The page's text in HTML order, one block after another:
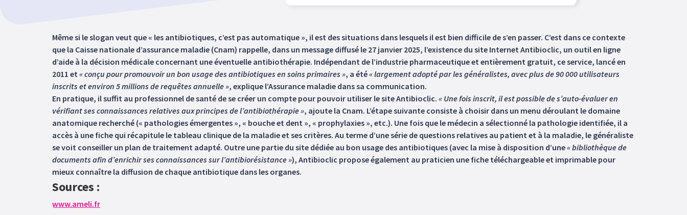
Même si le slogan veut que « les antibiotiques, c’est pas automatique », il est des situations dans lesquels il est bien difficile de s’en passer. C’est dans ce contexte
que la Caisse nationale d’assurance maladie (Cnam) rappelle, dans un message diffusé le 27 janvier 2025, l’existence du site Internet Antibioclic, un outil en ligne
d’aide à la décision médicale concernant une éventuelle antibiothérapie. Indépendant de l’industrie pharmaceutique et entièrement gratuit, ce service, lancé en
2011 et « conçu pour promouvoir un bon usage des antibiotiques en soins primaires », a été« largement adopté par les généralistes, avec plus de 90 000 utilisateurs
inscrits et environ 5 millions de requêtes annuelle », explique l’Assurance maladie dans sa communication.
En pratique, il suffit au professionnel de santé de se créer un compte pour pouvoir utiliser le site Antibioclic. « Une fois inscrit, il est possible de s’auto-évaluer en
vérifiant ses connaissances relatives aux principes de l’antibiothérapie », ajoute la Cnam. L’étape suivante consiste à choisir dans un menu déroulant le domaine
anatomique recherché (« pathologies émergentes », « bouche et dent », « prophylaxies », etc.). Une fois que le médecin a sélectionné la pathologie identifiée, il a
accès à une fiche qui récapitule le tableau clinique de la maladie et ses critères. Au terme d’une série de questions relatives au patient et à la maladie, le généraliste
se voit conseiller un plan de traitement adapté. Outre une partie du site dédiée au bon usage des antibiotiques (avec la mise à disposition d’une« bibliothèque de
documents afin d’enrichir ses connaissances sur l’antibiorésistance »), Antibioclic propose également au praticien une fiche téléchargeable et imprimable pour
mieux connaître la diffusion de chaque antibiotique dans les organes.
Sources :
www.ameli.fr